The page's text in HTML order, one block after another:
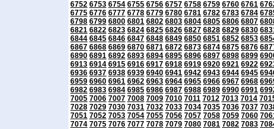
6752 6753 6754 6755 6756 6757 6758 6759 6760 6761
6775 6776 6777 6778 6779 6780 6781 6782 6783 6784
6798 6799 6800 6801 6802 6803 6804 6805 6806 6807
6821 6822 6823 6824 6825 6826 6827 6828 6829 6830
6844 6845 6846 6847 6848 6849 6850 6851 6852 6853
6867 6868 6869 6870 6871 6872 6873 6874 6875 6876
6890 6891 6892 6893 6894 6895 6896 6897 6898 6899
6913 6914 6915 6916 6917 6918 6919 6920 6921 6922
6936 6937 6938 6939 6940 6941 6942 6943 6944 6945
6959 6960 6961 6962 6963 6964 6965 6966 6967 6968
6982 6983 6984 6985 6986 6987 6988 6989 6990 6991
7005 7006 7007 7008 7009 7010 7011 7012 7013 7014
7028 7029 7030 7031 7032 7033 7034 7035 7036 7037
7051 7052 7053 7054 7055 7056 7057 7058 7059 7060
7074 7075 7076 7077 7078 7079 7080 7081 7082 7083